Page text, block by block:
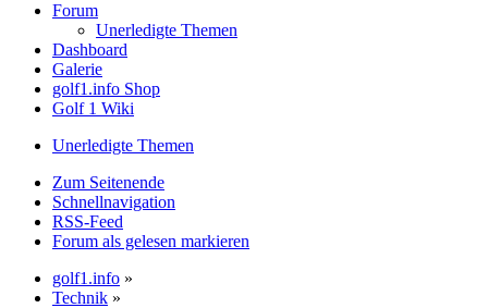
Forum
Unerledigte Themen
Dashboard
Galerie
golf1.info Shop
Golf 1 Wiki
Unerledigte Themen
Zum Seitenende
Schnellnavigation
RSS-Feed
Forum als gelesen markieren
golf1.info »
Technik »